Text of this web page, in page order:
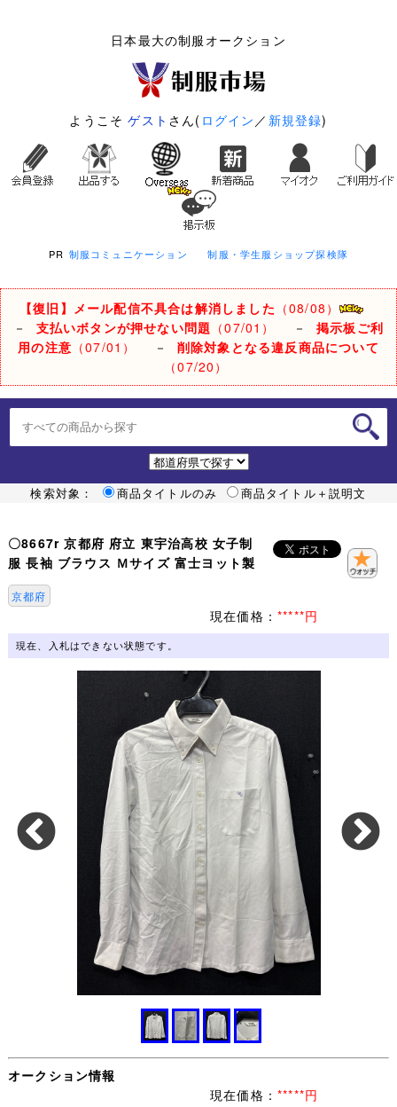
日本最大の制服オークション
ようこそゲスト さん( ログイン ／ 新規登録)
PR 制服コミュニケーション 制服・学生服ショップ探検隊
【復旧】メール配信不具合は解消しました （08/08）
－ 支払いボタンが押せない問題 （07/01） －掲示板ご利
用の注意 （07/01） － 削除対象となる違反商品について
（07/20）
検索対象： 商品タイトルのみ 商品タイトル＋説明文
〇8667r 京都府 府立 東宇治高校 女子制
服 長袖 ブラウス Ｍサイズ 富士ヨット製
京都府
現在価格： *****円
現在、入札はできない状態です。
オークション情報
現在価格： *****円